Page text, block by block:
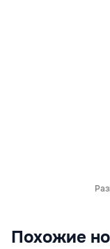
Похожие